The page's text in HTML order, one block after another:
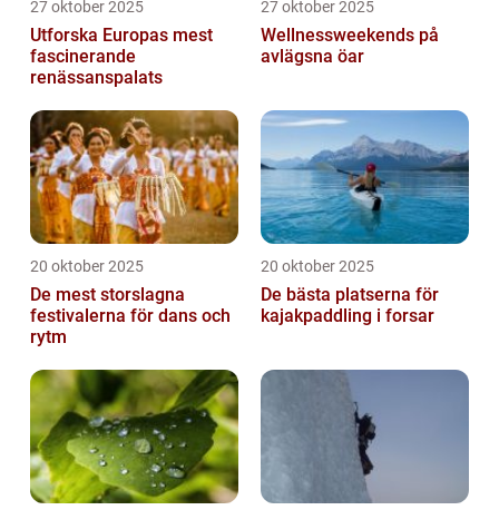
27 oktober 2025
Utforska Europas mest
fascinerande
renässanspalats
27 oktober 2025
Wellnessweekends på
avlägsna öar
20 oktober 2025
De mest storslagna
festivalerna för dans och
rytm
20 oktober 2025
De bästa platserna för
kajakpaddling i forsar